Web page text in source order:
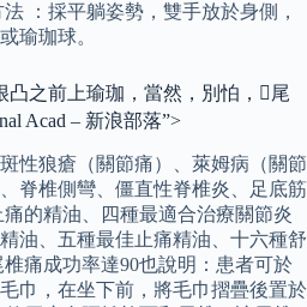
：採平躺姿勢，雙手放於身側，
瑜珈球。
凸之前上瑜珈，當然，別怕，尾
Acad – 新浪部落”>
性狼瘡（關節痛）、萊姆病（關節
脊椎側彎、僵直性脊椎炎、足底筋
的精油、四種最適合治療關節炎
油、五種最佳止痛精油、十六種舒
痛成功率達90也說明：患者可於
巾，在坐下前，將毛巾摺疊後置於